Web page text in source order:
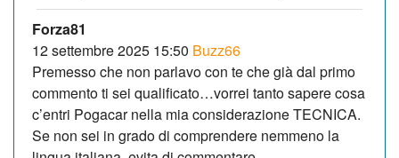
Forza81
12 settembre 2025 15:50 Buzz66
Premesso che non parlavo con te che già dal primo
commento ti sei qualificato…vorrei tanto sapere cosa
c’entri Pogacar nella mia considerazione TECNICA.
Se non sei in grado di comprendere nemmeno la